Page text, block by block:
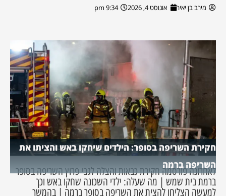
מירב בן יאיר אוגוסט 4, 2026 9:34 pm
חקירת השריפה בסופר: הילדים שיחקו באש והציתו את
השריפה ברמה
לאחרונה פורסמה חקירת כבאות והצלה לגבי פרוץ השריפה בסופר
ברמת בית שמש | מה שעלה: ילדי השכונה שחקו באש וכך
למעשה הצליחו להצית את השריפה בסופר ברמה | בהמשך